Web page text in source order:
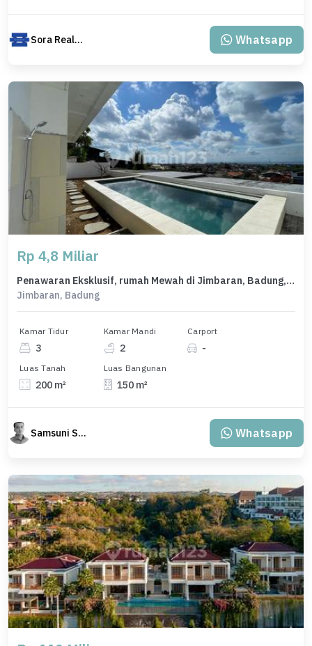
Sora Realty Bali Whatsapp
Rp 4,8 Miliar
Penawaran Eksklusif, rumah Mewah di Jimbaran, Badung, LB 150m²
Jimbaran, Badung
Kamar Tidur
3
Kamar Mandi
2
Carport
-
Luas Tanah
200 m²
Luas Bangunan
150 m²
Samsuni Samsuni Whatsapp